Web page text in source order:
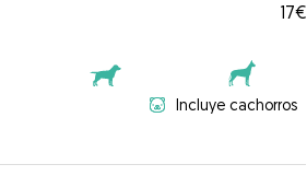
17€
Incluye cachorros